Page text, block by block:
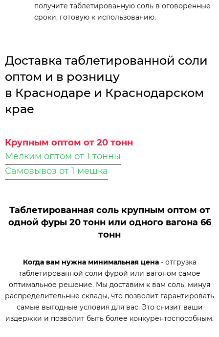
получите таблетированную соль в оговоренные
сроки, готовую к использованию.
Доставка таблетированной соли
оптом и в розницу
в Краснодаре и Краснодарском
крае
Крупным оптом от 20 тонн
Мелким оптом от 1 тонны
Самовывоз от 1 мешка
Таблетированная соль крупным оптом от
одной фуры 20 тонн или одного вагона 66
тонн
Когда вам нужна минимальная цена- отгрузка
таблетированной соли фурой или вагоном самое
оптимальное решение. Мы доставим к вам соль, минуя
распределительные склады, что позволит гарантировать
самые выгодные условия для вас. Это снизит ваши
издержки и позволит быть более конкурентоспособным.